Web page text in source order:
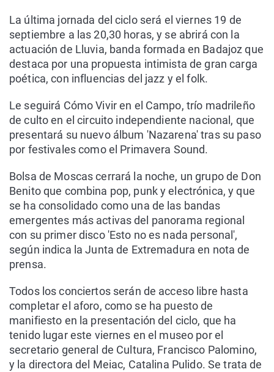
La última jornada del ciclo será el viernes 19 de
septiembre a las 20,30 horas, y se abrirá con la
actuación de Lluvia, banda formada en Badajoz que
destaca por una propuesta intimista de gran carga
poética, con influencias del jazz y el folk.
Le seguirá Cómo Vivir en el Campo, trío madrileño
de culto en el circuito independiente nacional, que
presentará su nuevo álbum 'Nazarena' tras su paso
por festivales como el Primavera Sound.
Bolsa de Moscas cerrará la noche, un grupo de Don
Benito que combina pop, punk y electrónica, y que
se ha consolidado como una de las bandas
emergentes más activas del panorama regional
con su primer disco 'Esto no es nada personal',
según indica la Junta de Extremadura en nota de
prensa.
Todos los conciertos serán de acceso libre hasta
completar el aforo, como se ha puesto de
manifiesto en la presentación del ciclo, que ha
tenido lugar este viernes en el museo por el
secretario general de Cultura, Francisco Palomino,
y la directora del Meiac, Catalina Pulido. Se trata de